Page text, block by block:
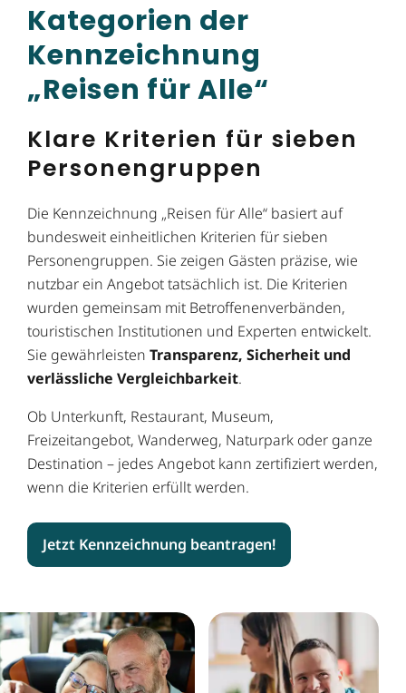
Kategorien der
Kennzeichnung
„Reisen für Alle“
Klare Kriterien für sieben
Personengruppen
Die Kennzeichnung „Reisen für Alle“ basiert auf
bundesweit einheitlichen Kriterien für sieben
Personengruppen. Sie zeigen Gästen präzise, wie
nutzbar ein Angebot tatsächlich ist. Die Kriterien
wurden gemeinsam mit Betroffenenverbänden,
touristischen Institutionen und Experten entwickelt.
Sie gewährleisten Transparenz, Sicherheit und
verlässliche Vergleichbarkeit.
Ob Unterkunft, Restaurant, Museum,
Freizeitangebot, Wanderweg, Naturpark oder ganze
Destination – jedes Angebot kann zertifiziert werden,
wenn die Kriterien erfüllt werden.
Jetzt Kennzeichnung beantragen!